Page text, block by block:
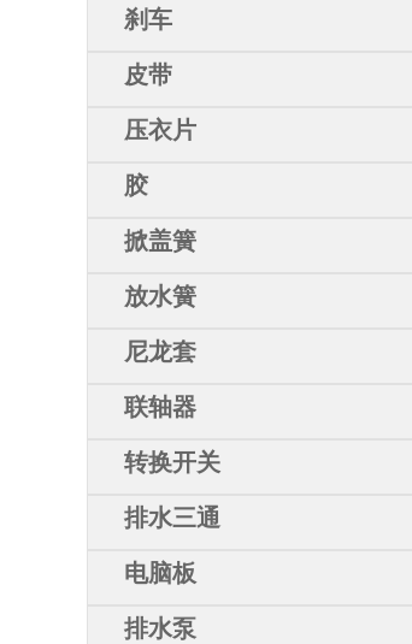
刹车
皮带
压衣片
胶
掀盖簧
放水簧
尼龙套
联轴器
转换开关
排水三通
电脑板
排水泵